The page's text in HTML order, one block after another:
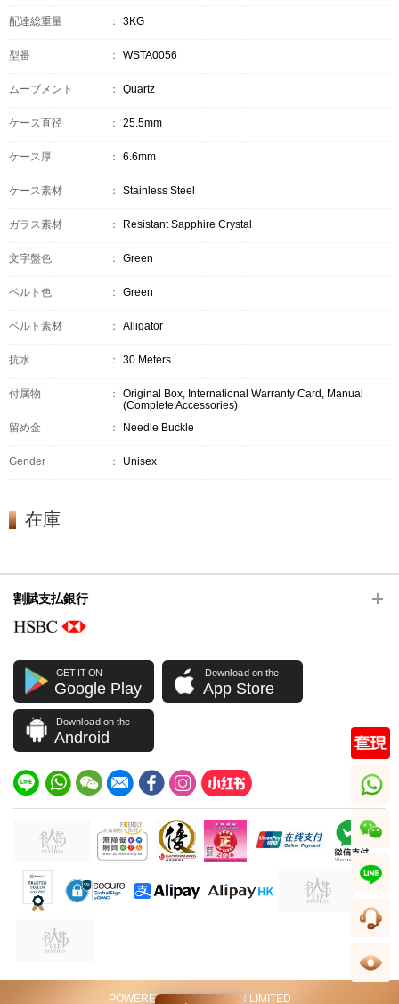
配達総重量 ： 3KG
型番 ： WSTA0056
ムーブメント ： Quartz
ケース直径 ： 25.5mm
ケース厚 ： 6.6mm
ケース素材 ： Stainless Steel
ガラス素材 ： Resistant Sapphire Crystal
文字盤色 ： Green
ベルト色 ： Green
ベルト素材 ： Alligator
抗水 ： 30 Meters
付属物 ：
Original Box, International Warranty Card, Manual
(Complete Accessories)
留め金
： Needle Buckle
Gender ： Unisex
在庫
割賦支払銀行
GET IT ON
Google Play
Download on the
App Store
Download on the
Android
POWERED BY VIP STATION LIMITED
whatsapp